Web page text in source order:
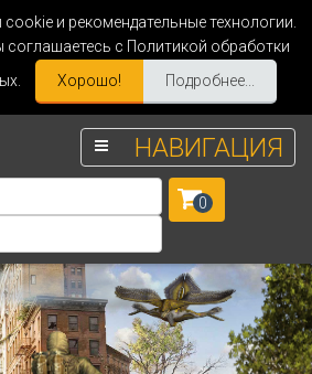
и рекомендательные технологии.
соглашаетесь с Политикой обработки
Хорошо! Подробнее...
НАВИГАЦИЯ
0